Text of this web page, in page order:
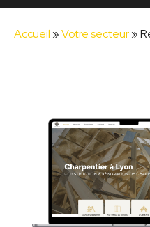
Accueil »Votre secteur»